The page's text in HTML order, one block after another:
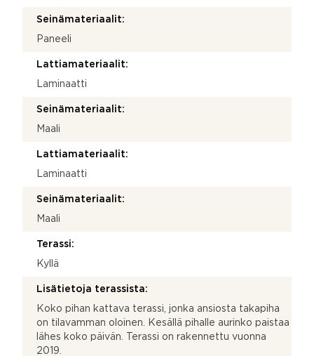
Seinämateriaalit:
Paneeli
Lattiamateriaalit:
Laminaatti
Seinämateriaalit:
Maali
Lattiamateriaalit:
Laminaatti
Seinämateriaalit:
Maali
Terassi:
Kyllä
Lisätietoja terassista:
Koko pihan kattava terassi, jonka ansiosta takapiha
on tilavamman oloinen. Kesällä pihalle aurinko paistaa
lähes koko päivän. Terassi on rakennettu vuonna
2019.